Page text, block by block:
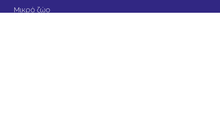
Μικρό ζώο